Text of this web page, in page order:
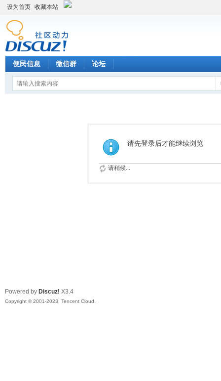
设为首页 收藏本站
便民信息 微信群 论坛
请先登录后才能继续浏览
请稍候...
Powered by Discuz! X3.4
Copyright © 2001-2023, Tencent Cloud.